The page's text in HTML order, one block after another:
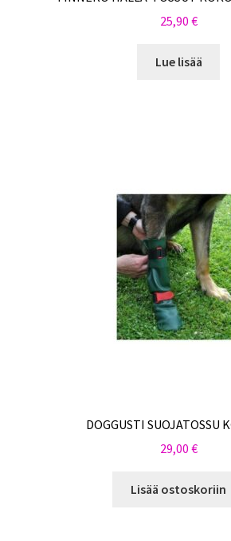
25,90 €
Lue lisää
DOGGUSTI SUOJATOSSU
29,00 €
Lisää ostoskoriin